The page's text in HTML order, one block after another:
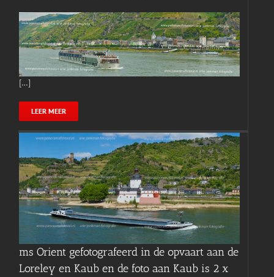
[…]
LEER MEER
ms Orient gefotografeerd in de opvaart aan de
Loreley en Kaub en de foto aan Kaub is 2 x